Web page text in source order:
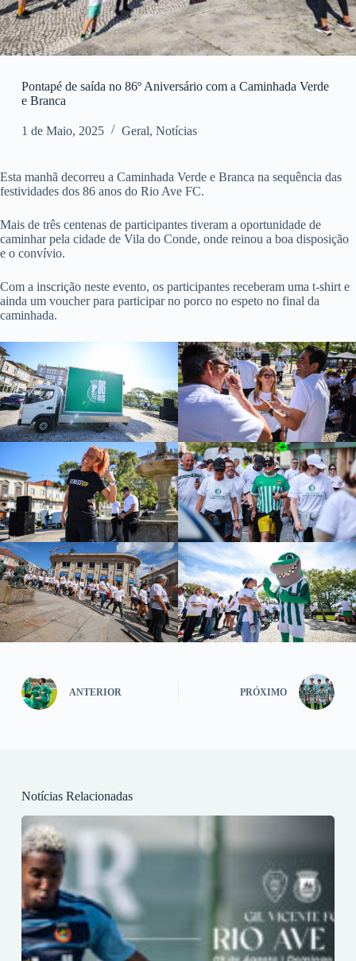
Pontapé de saída no 86º Aniversário com a Caminhada Verde
e Branca
1 de Maio, 2025 Geral, Notícias
Esta manhã decorreu a Caminhada Verde e Branca na sequência das
festividades dos 86 anos do Rio Ave FC.
Mais de três centenas de participantes tiveram a oportunidade de
caminhar pela cidade de Vila do Conde, onde reinou a boa disposição
e o convívio.
Com a inscrição neste evento, os participantes receberam uma t-shirt e
ainda um voucher para participar no porco no espeto no final da
caminhada.
ANTERIOR PRÓXIMO
Notícias Relacionadas